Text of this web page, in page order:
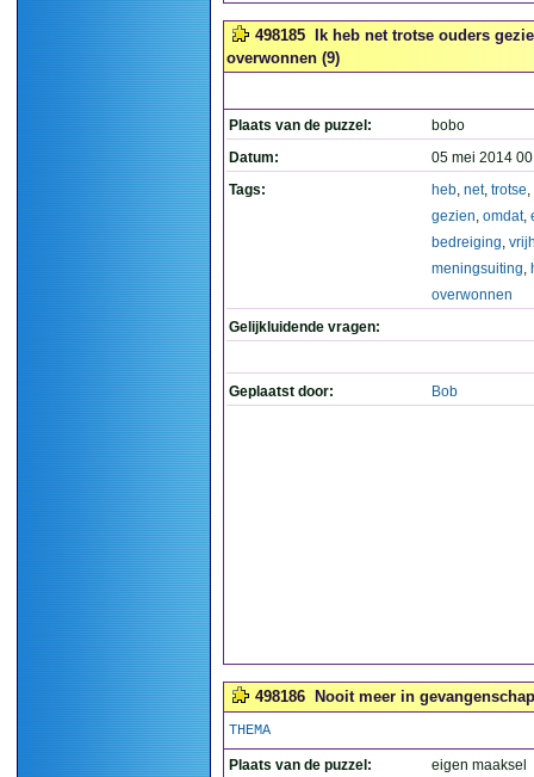
498185
Ik heb net trotse ouders
overwonnen (9)
Plaats van de puzzel:
bobo
Datum:
05 mei 2014
Tags:
heb, net, trotse,
gezien, omdat,
bedreiging,
meningsuiting,
overwonnen
Gelijkluidende vragen:
Geplaatst door: Bob
498186 Nooit meer in
THEMA
Plaats van de puzzel: eigen maaksel